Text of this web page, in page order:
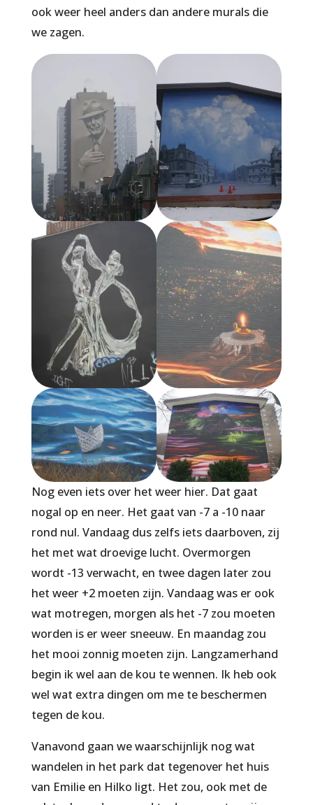
ook weer heel anders dan andere murals die
we zagen.
Nog even iets over het weer hier. Dat gaat
nogal op en neer. Het gaat van -7 a -10 naar
rond nul. Vandaag dus zelfs iets daarboven, zij
het met wat droevige lucht. Overmorgen
wordt -13 verwacht, en twee dagen later zou
het weer +2 moeten zijn. Vandaag was er ook
wat motregen, morgen als het -7 zou moeten
worden is er weer sneeuw. En maandag zou
het mooi zonnig moeten zijn. Langzamerhand
begin ik wel aan de kou te wennen. Ik heb ook
wel wat extra dingen om me te beschermen
tegen de kou.
Vanavond gaan we waarschijnlijk nog wat
wandelen in het park dat tegenover het huis
van Emilie en Hilko ligt. Het zou, ook met de